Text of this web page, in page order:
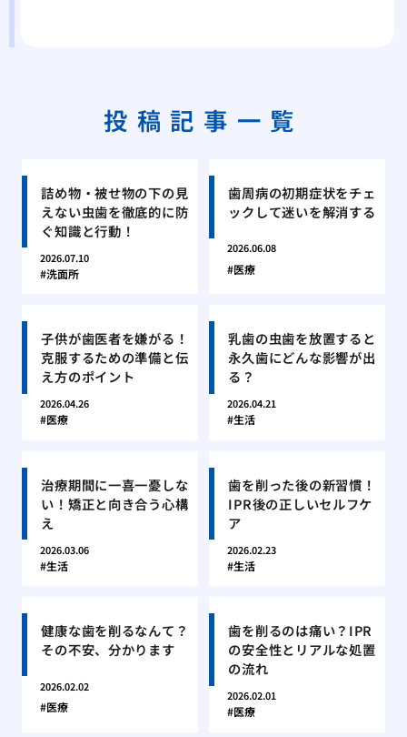
投稿記事一覧
詰め物・被せ物の下の見
えない虫歯を徹底的に防
ぐ知識と行動！
2026.07.10
洗面所
歯周病の初期症状をチェ
ックして迷いを解消する
2026.06.08
医療
子供が歯医者を嫌がる！
克服するための準備と伝
え方のポイント
2026.04.26
医療
乳歯の虫歯を放置すると
永久歯にどんな影響が出
る？
2026.04.21
生活
治療期間に一喜一憂しな
い！矯正と向き合う心構
え
2026.03.06
生活
歯を削った後の新習慣！
IPR後の正しいセルフケ
ア
2026.02.23
生活
健康な歯を削るなんて？
その不安、分かります
2026.02.02
医療
歯を削るのは痛い？IPR
の安全性とリアルな処置
の流れ
2026.02.01
医療